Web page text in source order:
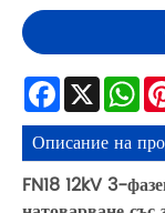
Facebook
X
Описание на
FN18 12kV 3-